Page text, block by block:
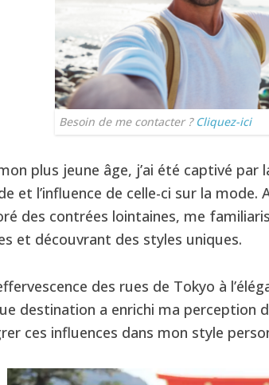
Besoin de me contacter ? Cliquez-ici
plus jeune âge, j’ai été captivé par
et l’influence de celle-ci sur la mode.
des contrées lointaines, me
et découvrant des styles uniques.
des rues de Tokyo à
destination a enrichi ma perception
ces influences dans mon style